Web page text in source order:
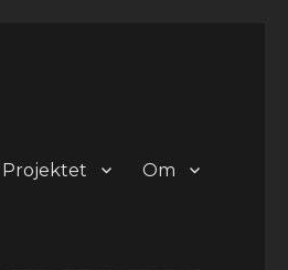
Projektet Om